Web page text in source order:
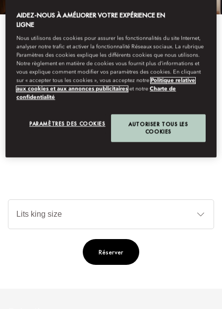
En Savoir Plus
SUITE ROYALE
Avec ses espaces exceptionnels et ses détails design choisis
avec soin, cette suite à trois chambres constitue la retraite idéale
Réserver
AIDEZ-NOUS À AMÉLIORER VOTRE EXPÉRIENCE EN
LIGNE
Nous utilisons des cookies pour assurer les fonctionnalités du site Internet,
analyser notre trafic et activer la fonctionnalité Réseaux sociaux. La rubrique
Paramètres des cookies explique les différents cookies que nous utilisons.
Notre règlement en matière de cookies vous fournit plus d’informations et
vous explique comment modifier vos paramètres des cookies. En cliquant
sur « accepter tous les cookies », vous acceptez notrePolitique relative
aux cookies et aux annonces publicitaires et notreCharte de
confidentialité
PARAMÈTRES DES COOKIES
AUTORISER TOUS LES
COOKIES